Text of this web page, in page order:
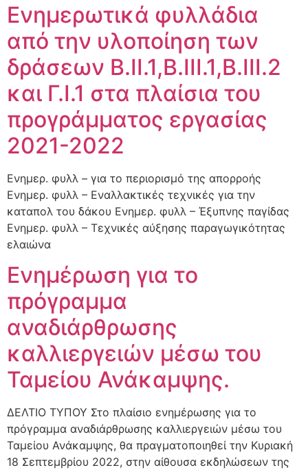
Ενημερωτικά φυλλάδια
από την υλοποίηση των
δράσεων Β.ΙΙ.1,Β.ΙΙΙ.1,Β.ΙΙΙ.2
και Γ.Ι.1 στα πλαίσια του
προγράμματος εργασίας
2021-2022
Ενημερ. φυλλ – για το περιορισμό της απορροής
Ενημερ. φυλλ – Εναλλακτικές τεχνικές για την
καταπολ του δάκου Ενημερ. φυλλ – Έξυπνης παγίδας
Ενημερ. φυλλ – Τεχνικές αύξησης παραγωγικότητας
ελαιώνα
Ενημέρωση για το
πρόγραμμα
αναδιάρθρωσης
καλλιεργειών μέσω του
Ταμείου Ανάκαμψης.
ΔΕΛΤΙΟ ΤΥΠΟΥ Στο πλαίσιο ενημέρωσης για το
πρόγραμμα αναδιάρθρωσης καλλιεργειών μέσω του
Ταμείου Ανάκαμψης, θα πραγματοποιηθεί την Κυριακή
18 Σεπτεμβρίου 2022, στην αίθουσα εκδηλώσεων της